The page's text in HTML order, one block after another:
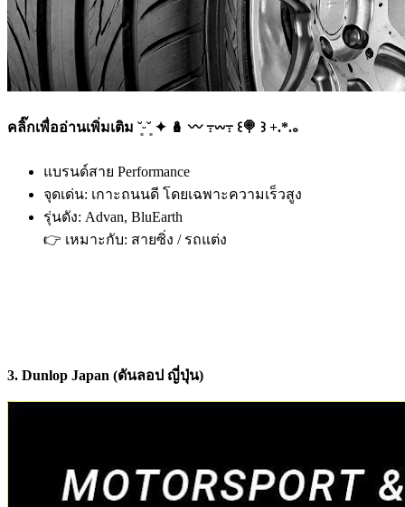
คลิ๊กเพื่ออ่านเพิ่มเติม ˘͈ᵕ˘͈ ✦ 🪆 〰️ ߹𖥦߹ ꒰🍭 ꒱ +.*.｡
แบรนด์สาย Performance
จุดเด่น: เกาะถนนดี โดยเฉพาะความเร็วสูง
รุ่นดัง: Advan, BluEarth
👉 เหมาะกับ: สายซิ่ง / รถแต่ง
3. Dunlop Japan (ดันลอป ญี่ปุ่น)